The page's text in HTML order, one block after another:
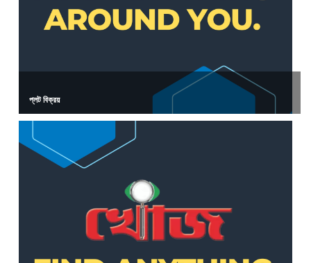
প্লট বিক্রয়